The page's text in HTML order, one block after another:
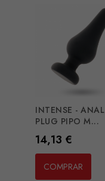
INTENSE - ANAL
PLUG PIPO M...
Preço
14,13 €
COMPRAR